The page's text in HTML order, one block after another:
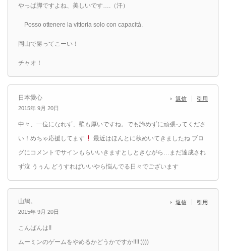
やっぱ脚ですよね、美しいです….（汗）
Posso ottenere la vittoria solo con capacità.
岡山で勝ってこーい！
チャオ！
日本愛心
2015年 9月 20日
返信 引用
中々、一位になれず、壁も厚いですね。でも諦めずに頑張ってくださ
い！めちゃ応援してます
最近はほんとに秋めいてきましたね ブロ
グにコメントでサインもらいいきますとしときながら…まだ達成され
ず泣 うぅん どうすればいいやら悩んでる日々でございます
山鳩。
2015年 9月 20日
返信 引用
こんばんは!!
ムーミンのゲームをやめるかどうかですか!!!!:))))